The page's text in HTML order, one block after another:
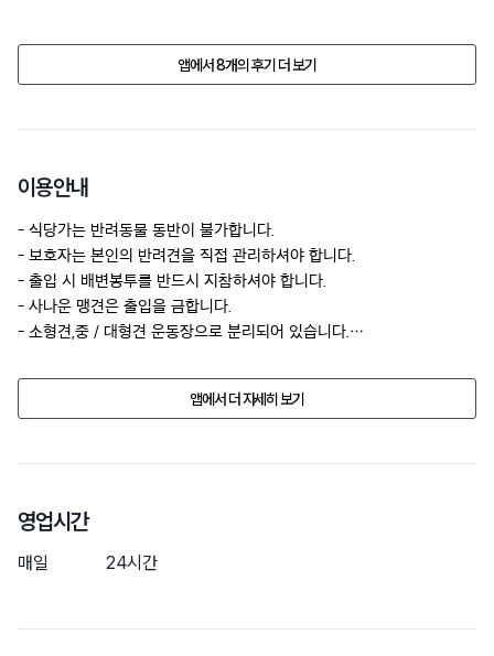
앱에서 8개의 후기 더 보기
이용안내
- 식당가는 반려동물 동반이 불가합니다.
- 보호자는 본인의 반려견을 직접 관리하셔야 합니다.
- 출입 시 배변봉투를 반드시 지참하셔야 합니다.
- 사나운 맹견은 출입을 금합니다.
- 소형견,중 / 대형견 운동장으로 분리되어 있습니다.
- 개별 쓰레기는 직접 수거하셔야 합니다.
- 입/출입 시 출입문 고리는 반드시 걸어야 합니다.
앱에서 더 자세히 보기
영업시간
매일 24시간